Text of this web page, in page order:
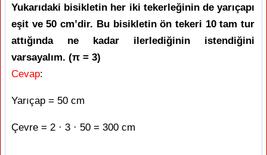
Yukarıdaki bisikletin her iki tekerleğinin de yarıçapı
eşit ve 50 cm’dir. Bu bisikletin ön tekeri 10 tam tur
attığında ne kadar ilerlediğinin istendiğini
varsayalım. (π = 3)
Cevap:
Yarıçap = 50 cm
Çevre = 2 · 3 · 50 = 300 cm